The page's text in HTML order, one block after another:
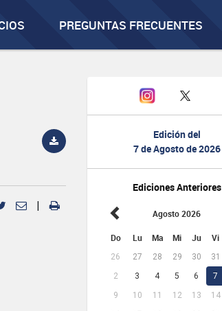
PREGUNTAS FRECUENTES
Edición del
7 de Agosto de 2026
Ediciones Anteriores
Agosto 2026
Do Lu Ma Mi Ju Vi
26 27 28 29 30 31
2
3 4 5 6 7
9
10 11 12 13 14
|